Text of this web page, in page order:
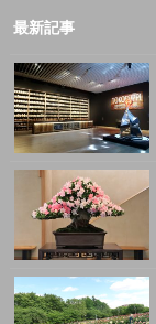
最新記事